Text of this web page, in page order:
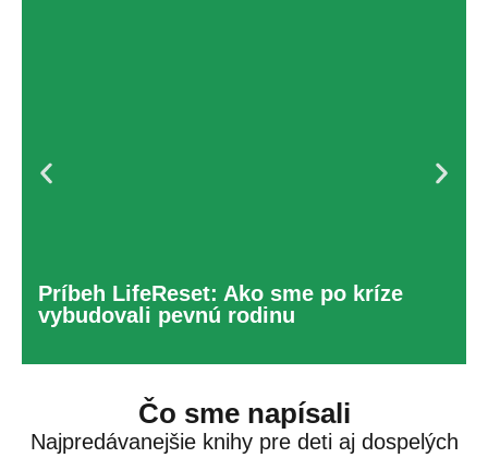
Príbeh LifeReset: Ako sme po kríze
vybudovali pevnú rodinu
Čo sme napísali
Najpredávanejšie knihy pre deti aj dospelých